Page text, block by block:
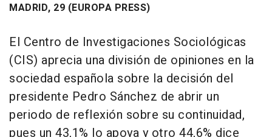
MADRID, 29 (EUROPA PRESS)
El Centro de Investigaciones Sociológicas
(CIS) aprecia una división de opiniones en la
sociedad española sobre la decisión del
presidente Pedro Sánchez de abrir un
periodo de reflexión sobre su continuidad,
pues un 43,1% lo apoya y otro 44,6% dice